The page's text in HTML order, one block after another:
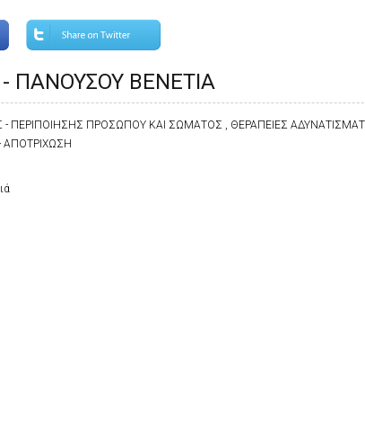
- ΠΑΝΟΥΣΟΥ ΒΕΝΕΤΙΑ
- ΠΕΡΙΠΟΙΗΣΗΣ ΠΡΟΣΩΠΟΥ ΚΑΙ ΣΩΜΑΤΟΣ , ΘΕΡΑΠΕΙΕΣ
ΑΠΟΤΡΙΧΩΣΗ